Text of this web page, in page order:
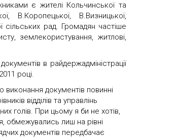
є жителі Кольчинської та
В.Коропецької, В.Визницької,
сільських рад. Громадян частіше
землекористування, житлові,
в райдержадміністрації
році.
виконання документів повинні
відділів та управлінь
голів. При цьому я би не хотів,
обмежувались лиш на рівні
документів передбачає